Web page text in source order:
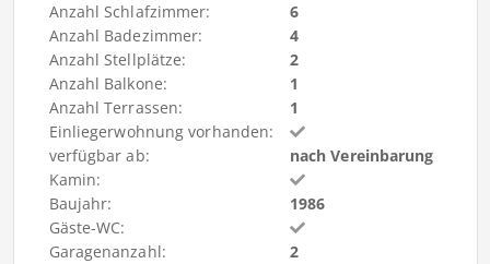
Anzahl Schlafzimmer:
6
Anzahl Badezimmer:
4
Anzahl Stellplätze:
2
Anzahl Balkone:
1
Anzahl Terrassen:
1
Einliegerwohnung vorhanden:
verfügbar ab:
nach Vereinbarung
Kamin:
Baujahr:
1986
Gäste-WC:
Garagenanzahl:
2